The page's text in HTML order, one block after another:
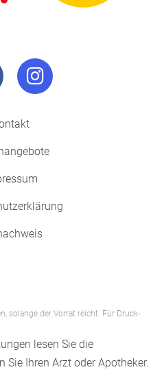
solange der Vorrat reicht. Für Druck-
lesen Sie die
Sie Ihren Arzt oder Apotheker.